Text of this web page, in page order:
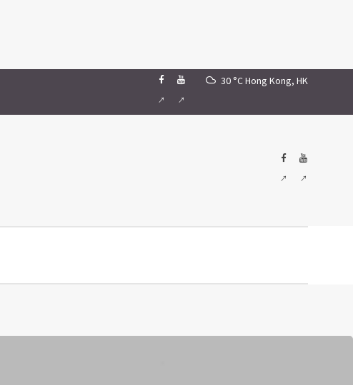
30 °CHong Kong, HK